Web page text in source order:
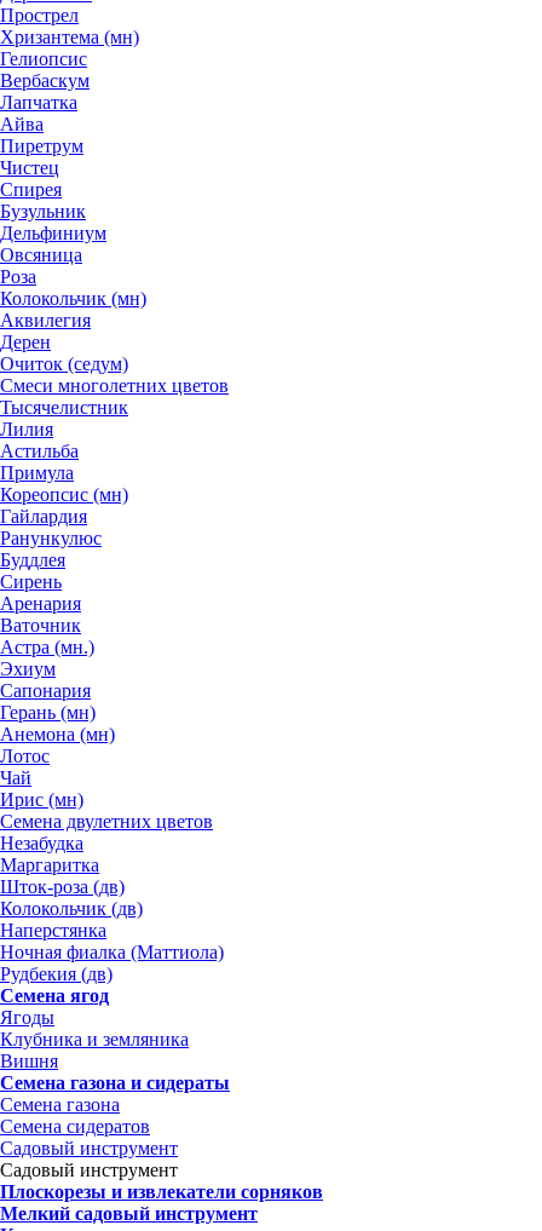
Прострел
Хризантема (мн)
Гелиопсис
Вербаскум
Лапчатка
Айва
Пиретрум
Чистец
Спирея
Бузульник
Дельфиниум
Овсяница
Роза
Колокольчик (мн)
Аквилегия
Дерен
Очиток (седум)
Смеси многолетних цветов
Тысячелистник
Лилия
Астильба
Примула
Кореопсис (мн)
Гайлардия
Ранункулюс
Буддлея
Сирень
Аренария
Ваточник
Астра (мн.)
Эхиум
Сапонария
Герань (мн)
Анемона (мн)
Лотос
Чай
Ирис (мн)
Семена двулетних цветов
Незабудка
Маргаритка
Шток-роза (дв)
Колокольчик (дв)
Наперстянка
Ночная фиалка (Маттиола)
Рудбекия (дв)
Семена ягод
Ягоды
Клубника и земляника
Вишня
Семена газона и сидераты
Семена газона
Семена сидератов
Садовый инструмент
Садовый инструмент
Плоскорезы и извлекатели сорняков
Мелкий садовый инструмент